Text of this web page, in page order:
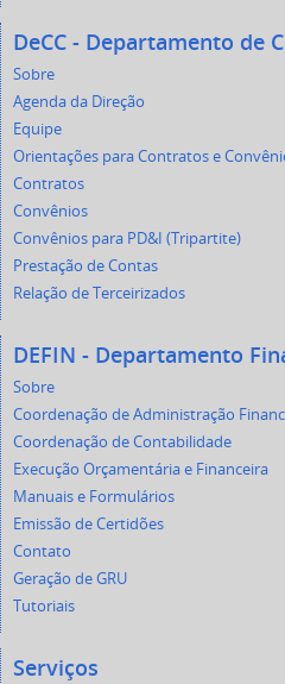
DeCC - Departamento de
Sobre
Agenda da Direção
Equipe
Orientações para Contratos e
Contratos
Convênios
Convênios para PD&I (Tripartite)
Prestação de Contas
Relação de Terceirizados
DEFIN - Departamento
Sobre
Coordenação de Administração
Coordenação de Contabilidade
Execução Orçamentária e Financeira
Manuais e Formulários
Emissão de Certidões
Contato
Geração de GRU
Tutoriais
Serviços